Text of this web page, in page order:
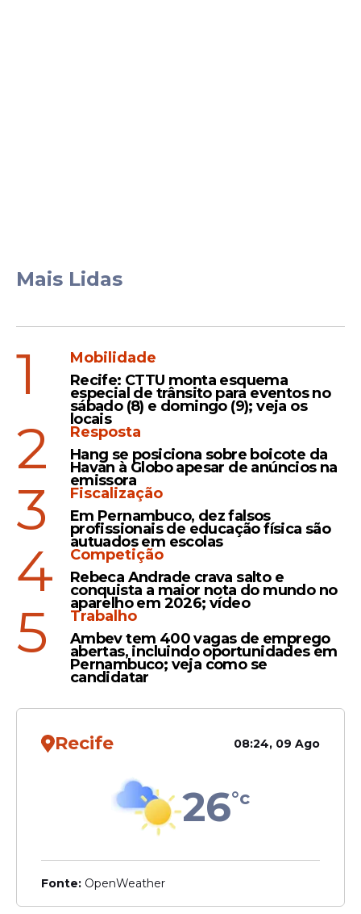
Mais Lidas
1
Mobilidade
Recife: CTTU monta esquema
especial de trânsito para eventos no
sábado (8) e domingo (9); veja os
locais
2
Resposta
Hang se posiciona sobre boicote da
Havan à Globo apesar de anúncios na
emissora
3
Fiscalização
Em Pernambuco, dez falsos
profissionais de educação física são
autuados em escolas
4
Competição
Rebeca Andrade crava salto e
conquista a maior nota do mundo no
aparelho em 2026; vídeo
5
Trabalho
Ambev tem 400 vagas de emprego
abertas, incluindo oportunidades em
Pernambuco; veja como se
candidatar
Recife 08:24, 09 Ago
26°c
Fonte: OpenWeather